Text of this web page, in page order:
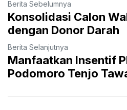
Berita Sebelumnya
Konsolidasi Calon
dengan Donor Darah
Berita Selanjutnya
Manfaatkan Insentif
Podomoro Tenjo